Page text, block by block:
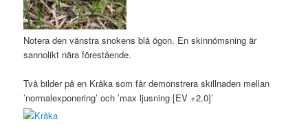
Notera den vänstra snokens blå ögon. En skinnömsning är
sannolikt nära förestående.
Två bilder på en Kråka som får demonstrera skillnaden mellan
’normalexponering’ och ’max ljusning [EV +2.0]’